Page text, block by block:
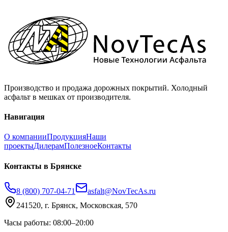
Производство и продажа дорожных покрытий. Холодный
асфальт в мешках от производителя.
Навигация
О компанииПродукцияНаши
проектыДилерамПолезноеКонтакты
Контакты в Брянске
8 (800) 707-04-71
asfalt@NovTecAs.ru
241520, г. Брянск, Московская, 570
Часы работы: 08:00–20:00